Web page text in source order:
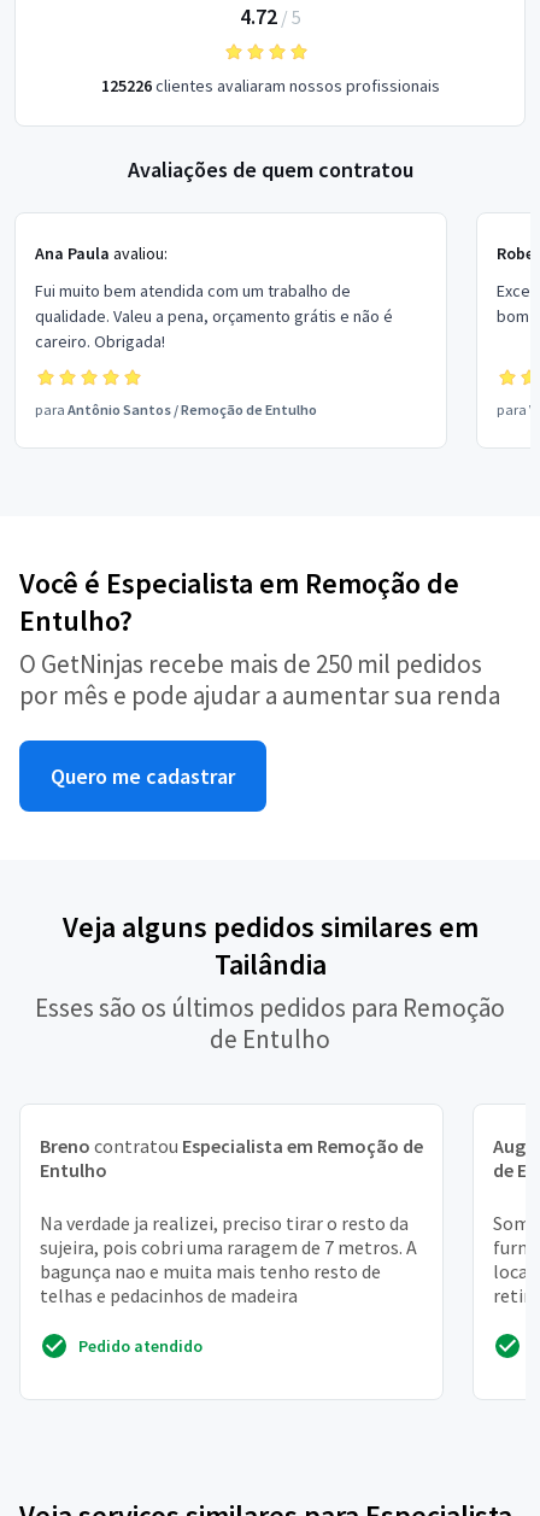
4.72/ 5
125226clientes avaliaram nossos profissionais
Avaliações de quem contratou
Ana Paula avaliou:
Fui muito bem atendida com um trabalho de
qualidade. Valeu a pena, orçamento grátis e não é
careiro. Obrigada!
para Antônio Santos /Remoção de Entulho
bom
para
Você é Especialista em Remoção de
Entulho?
O GetNinjas recebe mais de 250 mil pedidos
por mês e pode ajudar a aumentar sua renda
Quero me cadastrar
Veja alguns pedidos similares em
Tailândia
Esses são os últimos pedidos para Remoção
de Entulho
Breno contratou Especialista em Remoção de
Entulho
Na verdade ja realizei, preciso tirar o resto da
sujeira, pois cobri uma raragem de 7 metros. A
bagunça nao e muita mais tenho resto de
telhas e pedacinhos de madeira
Pedido atendido
de
local